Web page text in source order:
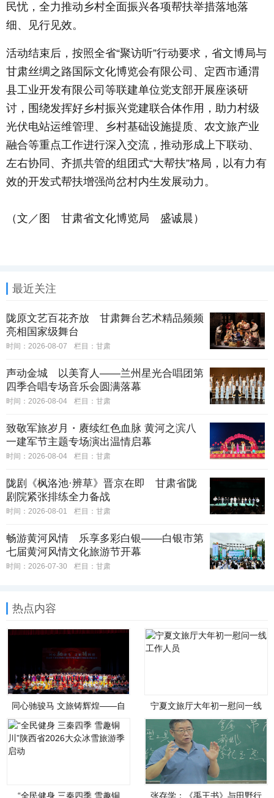
民忧，全力推动乡村全面振兴各项帮扶举措落地落
细、见行见效。
活动结束后，按照全省“聚访听”行动要求，省文博局与
甘肃丝绸之路国际文化博览会有限公司、定西市通渭
县工业开发有限公司等联建单位党支部开展座谈研
讨，围绕发挥好乡村振兴党建联合体作用，助力村级
光伏电站运维管理、乡村基础设施提质、农文旅产业
融合等重点工作进行深入交流，推动形成上下联动、
左右协同、齐抓共管的组团式“大帮扶”格局，以有力有
效的开发式帮扶增强尚岔村内生发展动力。
（文／图 甘肃省文化博览局 盛诚晨）
最近关注
陇原文艺百花齐放 甘肃舞台艺术精品频频
亮相国家级舞台
时间：2026-08-07 栏目： 甘肃
声动金城 以美育人——兰州星光合唱团第
四季合唱专场音乐会圆满落幕
时间：2026-08-04 栏目： 甘肃
致敬军旅岁月・赓续红色血脉 黄河之滨八
一建军节主题专场演出温情启幕
时间：2026-08-04 栏目： 甘肃
陇剧《枫洛池·辨草》晋京在即 甘肃省陇
剧院紧张排练全力备战
时间：2026-08-01 栏目： 甘肃
畅游黄河风情 乐享多彩白银——白银市第
七届黄河风情文化旅游节开幕
时间：2026-07-30 栏目： 甘肃
热点内容
同心驰骏马 文旅铸辉煌——自
华民族共同体意识联谊会
宁夏文旅厅大年初一慰问一线
“全民健身 三秦四季 雪趣铜 张存学：《禹王书》与田野行